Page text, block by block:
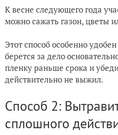
К весне следующего года
можно сажать газон, цветы
Этот способ особенно
берется за дело
пленку раньше срока и
действительно не выжил.
Способ 2:
сплошного